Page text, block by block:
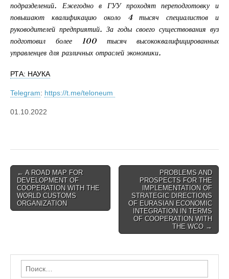
подразделений. Ежегодно в ГУУ проходят переподготовку и
повышают квалификацию около 4 тысяч специалистов и
руководителей предприятий. За годы своего существования вуз
подготовил более 100 тысяч высококвалифицированных
управленцев для различных отраслей экономики.
РТА: НАУКА
Telegram: https://t.me/teloneum
01.10.2022
Post
navigation
← A ROAD MAP FOR
DEVELOPMENT OF
COOPERATION WITH THE
WORLD CUSTOMS
ORGANIZATION
PROBLEMS AND
PROSPECTS FOR THE
IMPLEMENTATION OF
STRATEGIC DIRECTIONS
OF EURASIAN ECONOMIC
INTEGRATION IN TERMS
OF COOPERATION WITH
THE WCO →
Найти: